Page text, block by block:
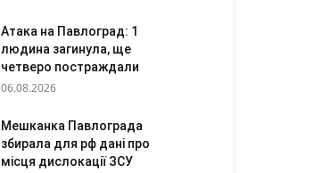
Атака на Павлоград: 1
людина загинула, ще
четверо постраждали
06.08.2026
Мешканка Павлограда
збирала для рф дані про
місця дислокації ЗСУ